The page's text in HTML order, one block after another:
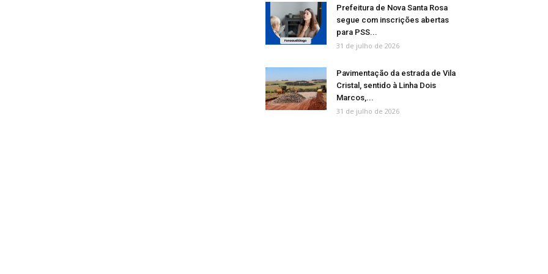
Prefeitura de Nova Santa Rosa
segue com inscrições abertas
para PSS...
31 de julho de 2026
Pavimentação da estrada de Vila
Cristal, sentido à Linha Dois
Marcos,...
31 de julho de 2026